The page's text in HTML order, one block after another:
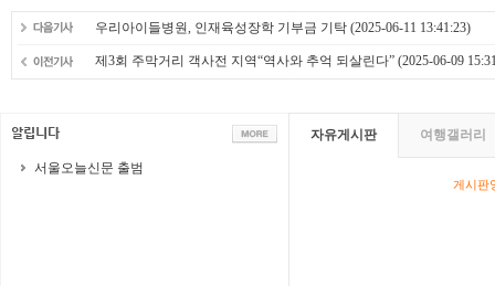
우리아이들병원, 인재육성장학 기부금 기탁 (2025-06-11 13:41:23)
제3회 주막거리 객사전 지역“역사와 추억 되살린다” (2025-06-09
서울오늘신문 출범
자유게시판 여행갤러리
게시판